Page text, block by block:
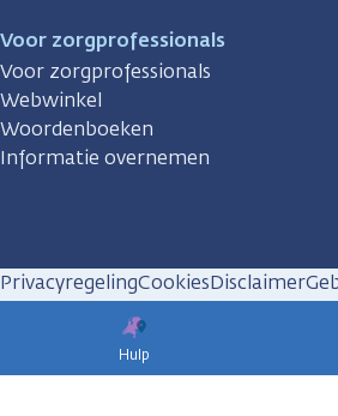
Hulp
Voor zorgprofessionals
Voor zorgprofessionals
Webwinkel
Woordenboeken
Informatie overnemen
PrivacyregelingCookiesDisclaimer